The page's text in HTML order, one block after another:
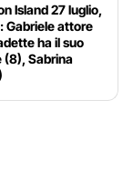
Island 27 luglio,
Gabriele attore
ha il suo
(8), Sabrina